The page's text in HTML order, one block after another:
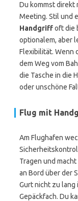
Du kommst direkt
Meeting. Stil und
Handgriffoft die
optionalem, aber
Flexibilität. Wenn
dem Weg vom
die Tasche in die
oder unschöne
Flug mit
Am Flughafen
Tragen und
an Bord über der
Gurt nicht zu lang
Gepäckfach. Du